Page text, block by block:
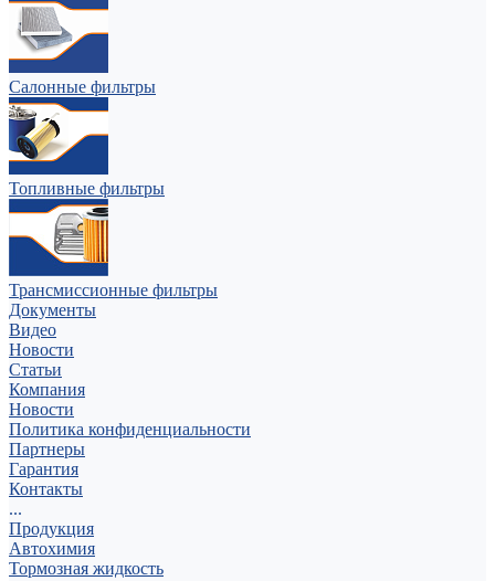
Салонные фильтры
Топливные фильтры
Трансмиссионные фильтры
Документы
Видео
Новости
Статьи
Компания
Новости
Политика конфиденциальности
Партнеры
Гарантия
Контакты
...
Продукция
Автохимия
Тормозная жидкость